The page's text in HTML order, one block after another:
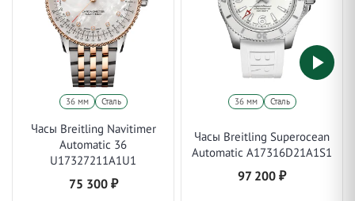
36 мм Сталь
Часы Breitling Navitimer
Automatic 36
U17327211A1U1
75 300 ₽
36 мм Сталь
Часы Breitling Superocean
Automatic A17316D21A1S1
97 200 ₽